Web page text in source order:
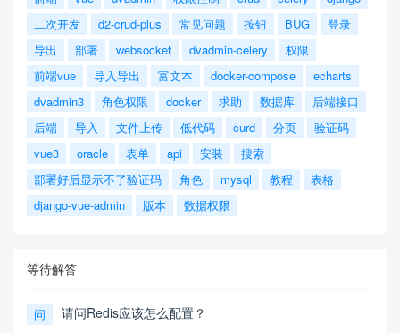
二次开发
d2-crud-plus 常见问题 按钮 BUG
登录
导出
部署 websocket dvadmin-celery
权限
前端vue
导入导出 富文本 docker-compose
echarts
dvadmin3
角色权限 docker 求助 数据库
后端接口
后端
导入 文件上传 低代码 curd 分页
验证码
vue3
oracle 表单 api 安装
搜索
部署好后显示不了验证码
角色 mysql 教程
表格
django-vue-admin
版本 数据权限
等待解答
问 请问Redis应该怎么配置？